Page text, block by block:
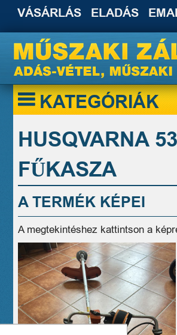
VÁSÁRLÁS ELADÁS
KATEGÓRIÁK
HUSQVARNA
FŰKASZA
A TERMÉK KÉPEI
A megtekintéshez kattintson a